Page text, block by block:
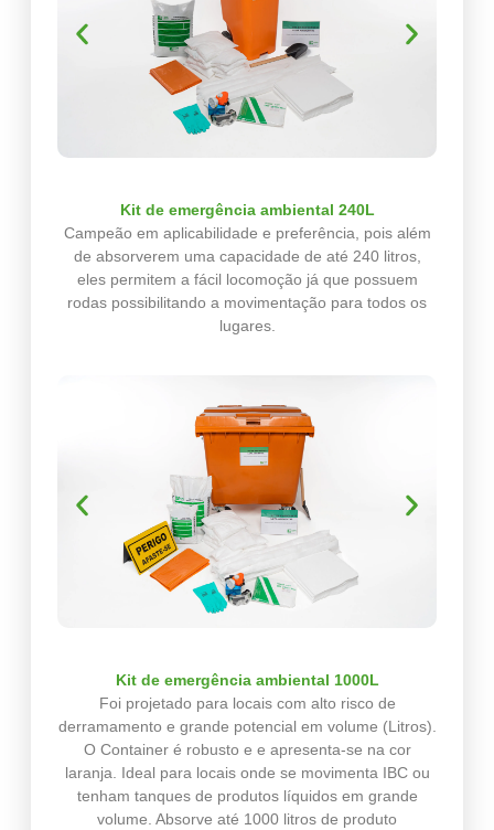
Kit de emergência ambiental 240L
Campeão em aplicabilidade e preferência, pois além
de absorverem uma capacidade de até 240 litros,
eles permitem a fácil locomoção já que possuem
rodas possibilitando a movimentação para todos os
lugares.
Kit de emergência ambiental 1000L
Foi projetado para locais com alto risco de
derramamento e grande potencial em volume (Litros).
O Container é robusto e e apresenta-se na cor
laranja. Ideal para locais onde se movimenta IBC ou
tenham tanques de produtos líquidos em grande
volume. Absorve até 1000 litros de produto